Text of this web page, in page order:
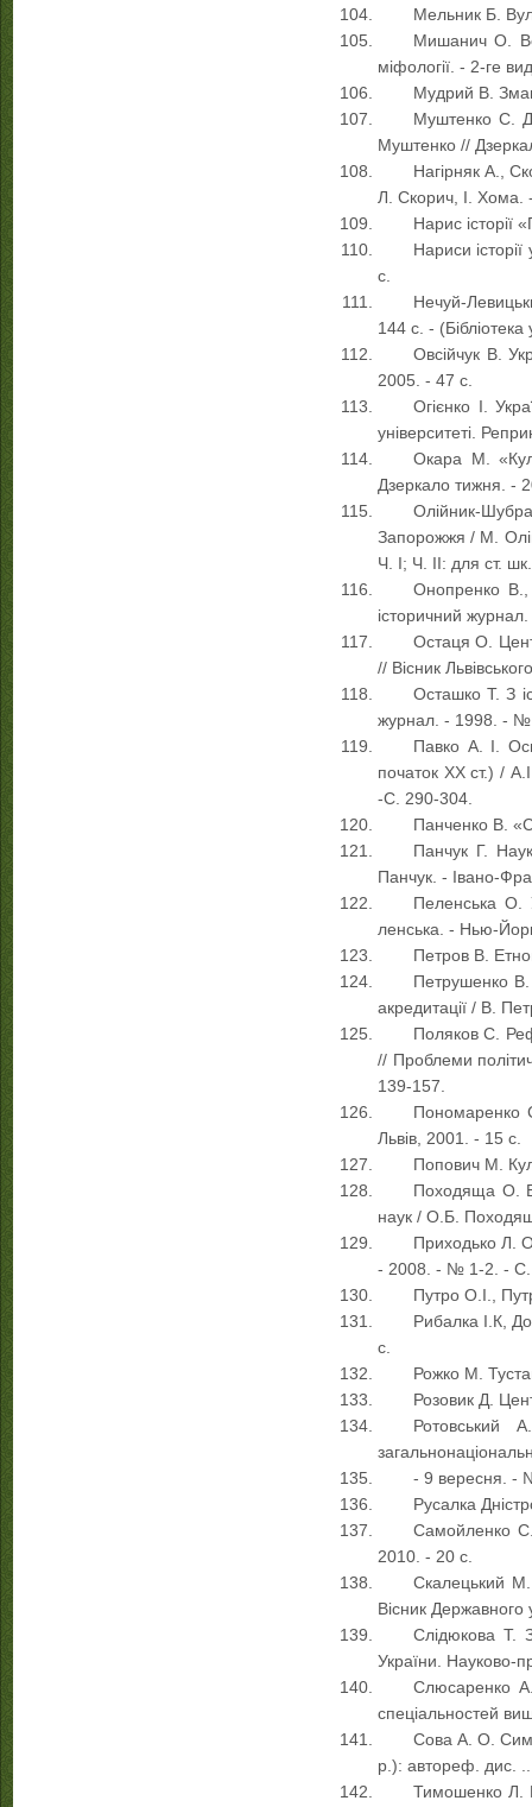
Мельник Б.
Мишанич О.
міфології. - 2-ге
Мудрий В.
Муштенко С.
Муштенко //
Нагірняк А.,
Л. Скорич, І. Хома.
Нарис історії
Нариси
с.
Нечуй-
144 с. - (Бібліотека
Овсійчук В.
2005. - 47 с.
Огієнко І.
університеті.
Окара М.
Дзеркало тижня. -
Олійник-
Запорожжя / М.
Ч. І; Ч. ІІ: для ст.
Онопренко В.,
історичний
Остаця О.
// Вісник
Осташко Т. З
журнал. - 1998. -
Павко А. І.
початок ХХ ст.) /
-С. 290-304.
Панченко В.
Панчук Г.
Панчук. - Івано-
Пеленська О.
ленська. - Нью-
Петров В.
Петрушенко В.
акредитації / В.
Поляков С.
// Проблеми
139-157.
Пономаренко
Львів, 2001. - 15 с.
Попович М.
Походяща О. Б.
наук / О.Б.
Приходько Л.
- 2008. - № 1-2. - С.
Путро О.І.,
Рибалка І.К,
с.
Рожко М.
Розовик Д.
Ротовський
- 9 вересня. -
Русалка
Самойленко С.
2010. - 20 с.
Скалецький
Вісник Державного
Слідюкова Т.
України. Науково-
Слюсаренко
спеціальностей
Сова А. О.
р.): автореф. дис.
Тимошенко Л.